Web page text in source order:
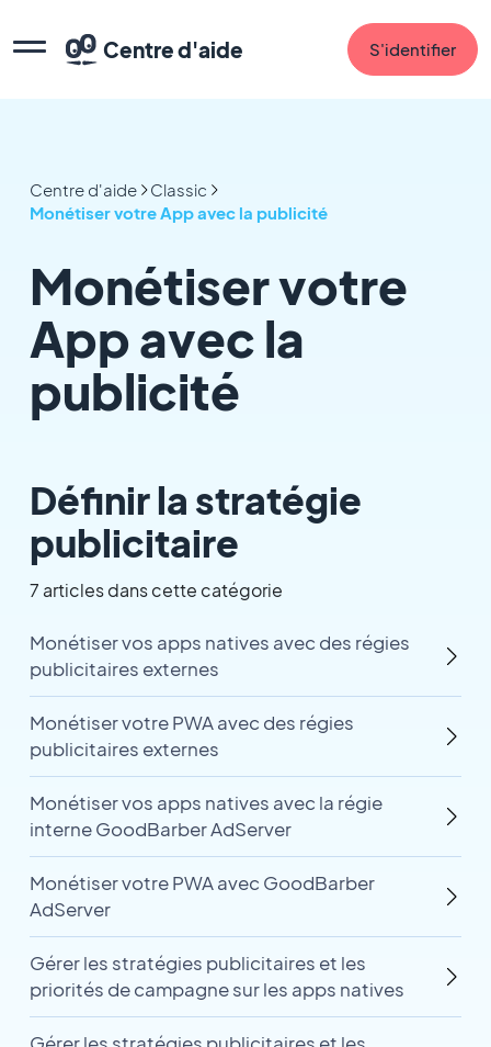
Centre d'aide S'identifier
Centre d'aide
Classic
Monétiser votre App avec la publicité
Monétiser votre
App avec la
publicité
Définir la stratégie
publicitaire
7 articles dans cette catégorie
Monétiser vos apps natives avec des régies
publicitaires externes
Monétiser votre PWA avec des régies
publicitaires externes
Monétiser vos apps natives avec la régie
interne GoodBarber AdServer
Monétiser votre PWA avec GoodBarber
AdServer
Gérer les stratégies publicitaires et les
priorités de campagne sur les apps natives